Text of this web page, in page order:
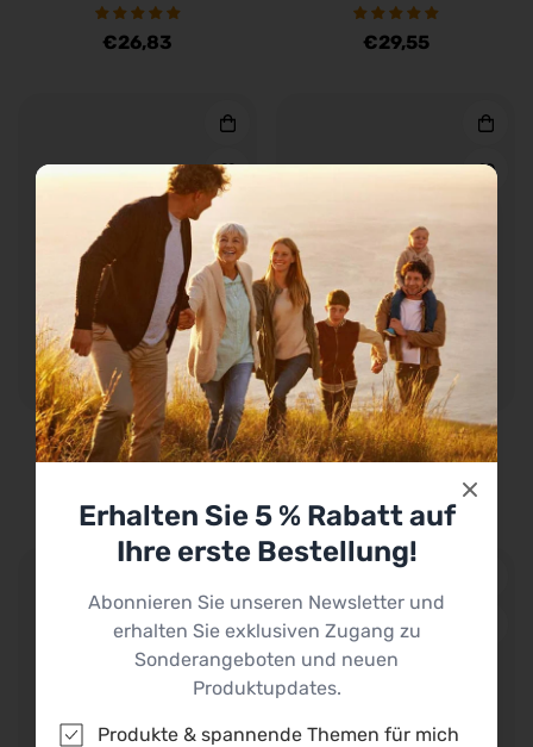
Regulärer
€26,83
Regulärer
€29,55
DENTES Cat®
Preis
COXAN Cat®
Preis
Erhalten Sie 5 % Rabatt auf
Ihre erste Bestellung!
Abonnieren Sie unseren Newsletter und
erhalten Sie exklusiven Zugang zu
Sonderangeboten und neuen
Produktupdates.
Produkte & spannende Themen für mich